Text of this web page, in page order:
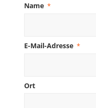
Name *
E-Mail-Adresse *
Ort